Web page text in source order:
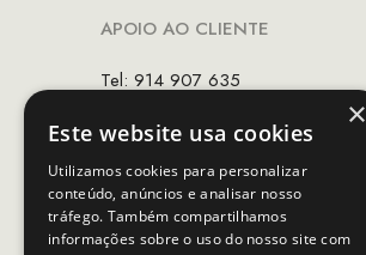
APOIO AO CLIENTE
Tel: 914 907 635
apoiocliente@mcs.com.pt
Horário de contacto:
Dias úteis das 10h as 19h
×
Este website usa cookies
Utilizamos cookies para personalizar
conteúdo, anúncios e analisar nosso
tráfego. Também compartilhamos
informações sobre o uso do nosso site com